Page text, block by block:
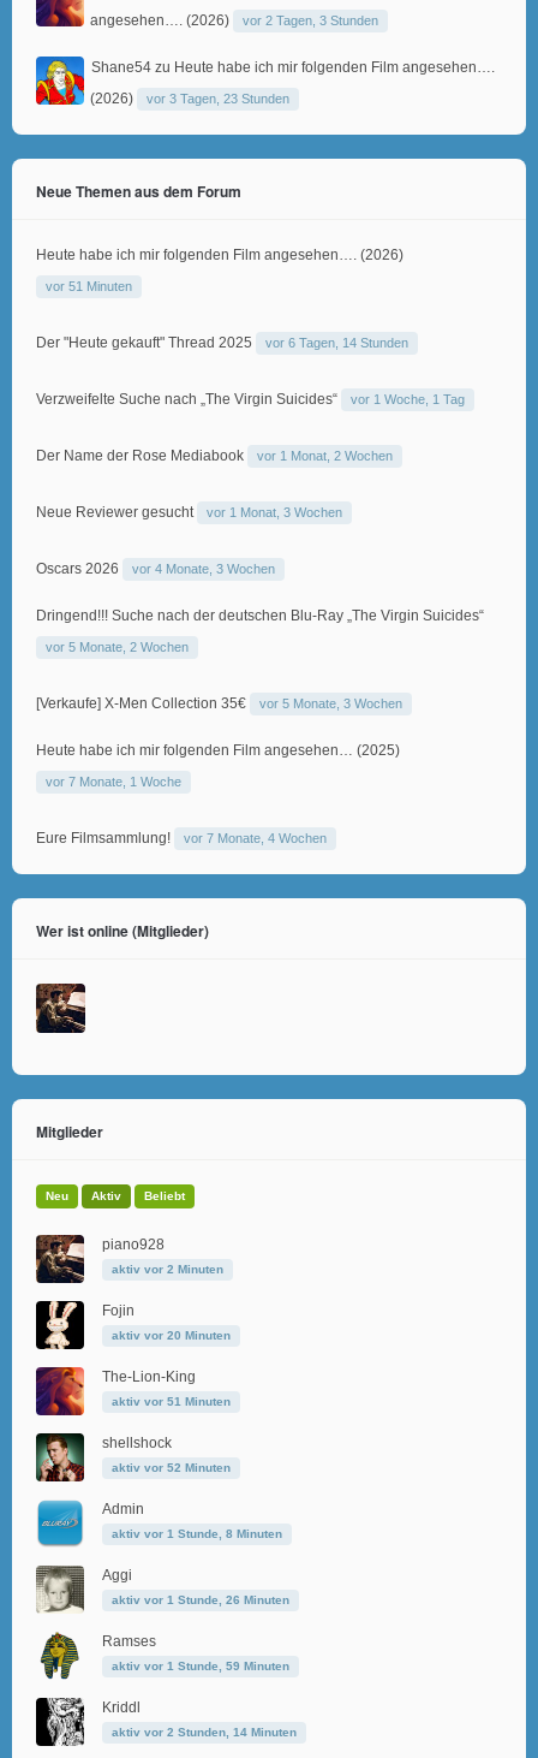
angesehen…. (2026)
vor 2 Tagen, 3 Stunden
Shane54 zu Heute habe ich mir folgenden Film angesehen….
(2026)
vor 3 Tagen, 23 Stunden
Neue Themen aus dem Forum
Heute habe ich mir folgenden Film angesehen…. (2026)
vor 51 Minuten
Der "Heute gekauft" Thread 2025 vor 6 Tagen, 14 Stunden
Verzweifelte Suche nach „The Virgin Suicides“ vor 1 Woche, 1 Tag
Der Name der Rose Mediabook vor 1 Monat, 2 Wochen
Neue Reviewer gesucht vor 1 Monat, 3 Wochen
Oscars 2026 vor 4 Monate, 3 Wochen
Dringend!!! Suche nach der deutschen Blu-Ray „The Virgin Suicides“
vor 5 Monate, 2 Wochen
[Verkaufe] X-Men Collection 35€ vor 5 Monate, 3 Wochen
Heute habe ich mir folgenden Film angesehen… (2025)
vor 7 Monate, 1 Woche
Eure Filmsammlung! vor 7 Monate, 4 Wochen
Wer ist online (Mitglieder)
Mitglieder
Neu Aktiv Beliebt
piano928
aktiv vor 2 Minuten
Fojin
aktiv vor 20 Minuten
The-Lion-King
aktiv vor 51 Minuten
shellshock
aktiv vor 52 Minuten
Admin
aktiv vor 1 Stunde, 8 Minuten
Aggi
aktiv vor 1 Stunde, 26 Minuten
Ramses
aktiv vor 1 Stunde, 59 Minuten
Kriddl
aktiv vor 2 Stunden, 14 Minuten